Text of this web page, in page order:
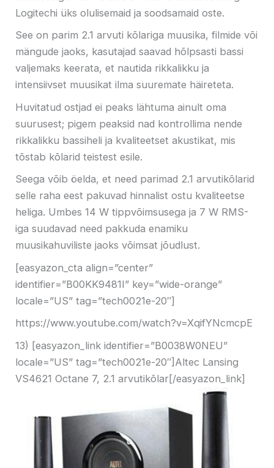
Logitechi üks olulisemaid ja soodsamaid oste.
See on parim 2.1 arvuti kõlariga muusika, filmide või
mängude jaoks, kasutajad saavad hõlpsasti bassi
valjemaks keerata, et nautida rikkalikku ja
intensiivset muusikat ilma suuremate häireteta.
Huvitatud ostjad ei peaks lähtuma ainult oma
suurusest; pigem peaksid nad kontrollima nende
rikkalikku bassiheli ja kvaliteetset akustikat, mis
tõstab kõlarid teistest esile.
Seega võib öelda, et need parimad 2.1 arvutikõlarid
selle raha eest pakuvad hinnalist ostu kvaliteetse
heliga. Umbes 14 W tippvõimsusega ja 7 W RMS-
iga suudavad need pakkuda enamiku
muusikahuviliste jaoks võimsat jõudlust.
[easyazon_cta align=”center”
identifier=”B00KK9481I” key=”wide-orange”
locale=”US” tag=”tech0021e-20″]
https://www.youtube.com/watch?v=XqifYNcmcpE
13) [easyazon_link identifier=”B0038W0NEU”
locale=”US” tag=”tech0021e-20″]Altec Lansing
VS4621 Octane 7, 2.1 arvutikõlar[/easyazon_link]